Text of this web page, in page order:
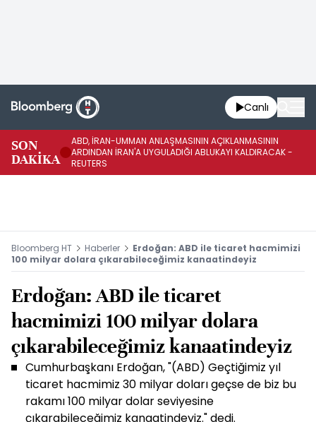
Canlı
SON
DAKİKA
ABD, İRAN-UMMAN ANLAŞMASININ AÇIKLANMASININ
ARDINDAN İRAN'A UYGULADIĞI ABLUKAYI KALDIRACAK -
REUTERS
Bloomberg HT Haberler
Erdoğan: ABD ile ticaret hacmimizi
100 milyar dolara çıkarabileceğimiz kanaatindeyiz
Erdoğan: ABD ile ticaret
hacmimizi 100 milyar dolara
çıkarabileceğimiz kanaatindeyiz
Cumhurbaşkanı Erdoğan, "(ABD) Geçtiğimiz yıl
ticaret hacmimiz 30 milyar doları geçse de biz bu
rakamı 100 milyar dolar seviyesine
çıkarabileceğimiz kanaatindeyiz." dedi.